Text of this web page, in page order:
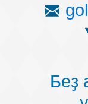
Беҙ